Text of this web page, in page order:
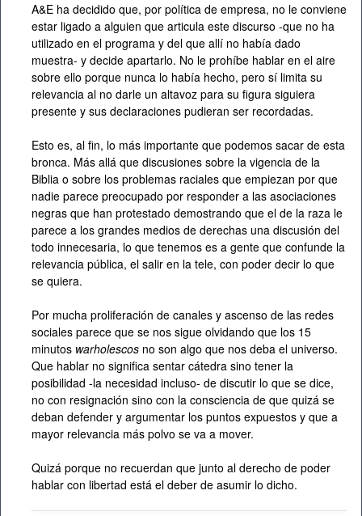
A&E ha decidido que, por política de empresa, no le conviene
estar ligado a alguien que articula este discurso -que no ha
utilizado en el programa y del que allí no había dado
muestra- y decide apartarlo. No le prohíbe hablar en el aire
sobre ello porque nunca lo había hecho, pero sí limita su
relevancia al no darle un altavoz para su figura siguiera
presente y sus declaraciones pudieran ser recordadas.
Esto es, al fin, lo más importante que podemos sacar de esta
bronca. Más allá que discusiones sobre la vigencia de la
Biblia o sobre los problemas raciales que empiezan por que
nadie parece preocupado por responder a las asociaciones
negras que han protestado demostrando que el de la raza le
parece a los grandes medios de derechas una discusión del
todo innecesaria, lo que tenemos es a gente que confunde la
relevancia pública, el salir en la tele, con poder decir lo que
se quiera.
Por mucha proliferación de canales y ascenso de las redes
sociales parece que se nos sigue olvidando que los 15
minutos warholescos no son algo que nos deba el universo.
Que hablar no significa sentar cátedra sino tener la
posibilidad -la necesidad incluso- de discutir lo que se dice,
no con resignación sino con la consciencia de que quizá se
deban defender y argumentar los puntos expuestos y que a
mayor relevancia más polvo se va a mover.
Quizá porque no recuerdan que junto al derecho de poder
hablar con libertad está el deber de asumir lo dicho.